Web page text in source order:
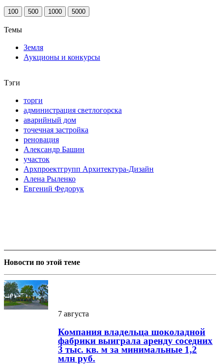
100 500 1000 5000
Темы
Земля
Аукционы и конкурсы
Тэги
торги
администрация светлогорска
аварийный дом
точечная застройка
реновация
Александр Башин
участок
Архпроектгрупп Архитектура-Дизайн
Алена Рыленко
Евгений Федорук
Новости по этой теме
7 августа
Компания владельца шоколадной
фабрики выиграла аренду соседних
3 тыс. кв. м за минимальные 1,2
млн руб.